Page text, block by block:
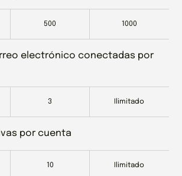
500 1000
electrónico conectadas por
3 Ilimitado
por cuenta
10 Ilimitado